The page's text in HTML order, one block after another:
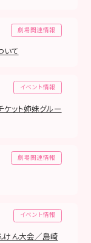
劇場関連情報
いて
イベント情報
ケット姉妹グルー
劇場関連情報
イベント情報
けん大会／島崎